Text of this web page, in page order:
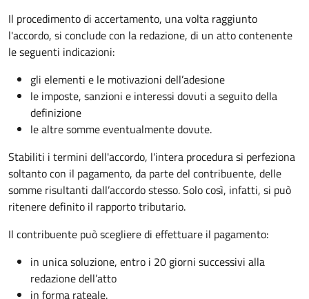
Il procedimento di accertamento, una volta raggiunto
l'accordo, si conclude con la redazione, di un atto contenente
le seguenti indicazioni:
gli elementi e le motivazioni dell’adesione
le imposte, sanzioni e interessi dovuti a seguito della
definizione
le altre somme eventualmente dovute.
Stabiliti i termini dell'accordo, l'intera procedura si perfeziona
soltanto con il pagamento, da parte del contribuente, delle
somme risultanti dall’accordo stesso. Solo così, infatti, si può
ritenere definito il rapporto tributario.
Il contribuente può scegliere di effettuare il pagamento:
in unica soluzione, entro i 20 giorni successivi alla
redazione dell’atto
in forma rateale.